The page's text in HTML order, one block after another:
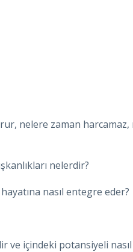
nelere zaman harcamaz,
nelerdir?
nasıl entegre eder?
içindeki potansiyeli nasıl